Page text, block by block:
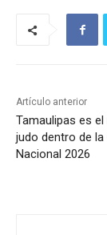
Artículo anterior
Tamaulipas es
judo dentro de la
Nacional 2026